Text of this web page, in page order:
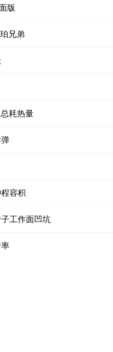
版
兄弟
总耗热量
容积
工作面凹坑